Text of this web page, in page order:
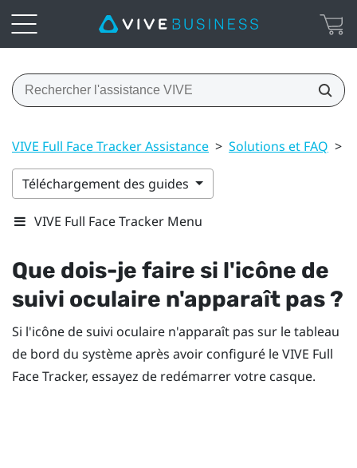
VIVE Full Face Tracker Assistance > Solutions et FAQ >
Téléchargement des guides
VIVE Full Face Tracker Menu
Que dois-je faire si l'icône de
suivi oculaire n'apparaît pas ?
Si l'icône de suivi oculaire n'apparaît pas sur le tableau
de bord du système après avoir configuré leVIVE Full
Face Tracker, essayez de redémarrer votre casque.